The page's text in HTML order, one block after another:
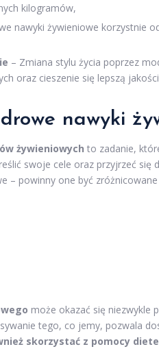
kilogramów,
nawyki żywieniowe korzystnie
– Zmiana stylu życia poprzez
oraz cieszenie się lepszą
nawyki
żywieniowych to zadanie,
swoje cele oraz przyjrzeć
– powinny one być
może okazać się niezwykle
tego, co jemy, pozwala
skorzystać z pomocy